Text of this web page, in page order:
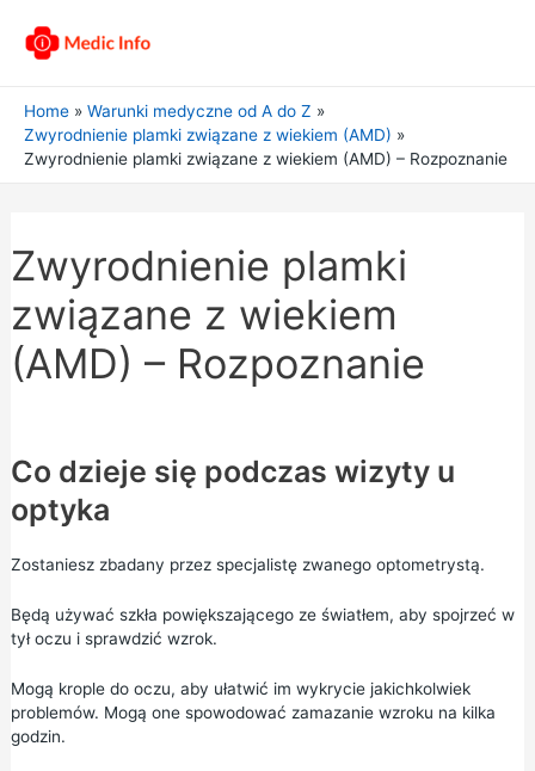
Home
Warunki medyczne od A do Z
Zwyrodnienie plamki związane z wiekiem (AMD)
Zwyrodnienie plamki związane z wiekiem (AMD) – Rozpoznanie
Zwyrodnienie plamki
związane z wiekiem
(AMD) – Rozpoznanie
Co dzieje się podczas wizyty u
optyka
Zostaniesz zbadany przez specjalistę zwanego optometrystą.
Będą używać szkła powiększającego ze światłem, aby spojrzeć w
tył oczu i sprawdzić wzrok.
Mogą krople do oczu, aby ułatwić im wykrycie jakichkolwiek
problemów. Mogą one spowodować zamazanie wzroku na kilka
godzin.